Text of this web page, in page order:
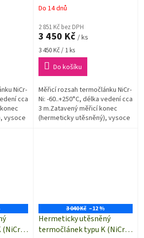
4,6
NiCr-
cca
vysoce
izolací | volné konce | 3
Do 14 dnů
2 851 Kč bez DPH
3 450 Kč / ks
Měrná
cena:
3 450 Kč / 1 ks
Do košíku
Měřicí rozsah termočlánku NiCr-
Ni: -60..+250°C, délka vedení cca
3 m.Zatavený měřicí konec
(hermeticky utěsněný), vysoce
3 040 Kč –12 %
Hermeticky utěsněný
termočlánek typu K (NiCr-